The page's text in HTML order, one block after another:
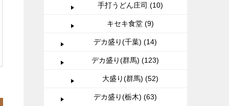
手打うどん庄司 (10)
キセキ食堂 (9)
デカ盛り(千葉) (14)
デカ盛り(群馬) (123)
大盛り(群馬) (52)
デカ盛り(栃木) (63)